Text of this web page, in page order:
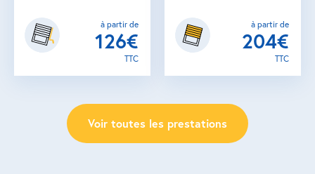
à partir de
126€
TTC
à partir de
204€
TTC
Voir toutes les prestations